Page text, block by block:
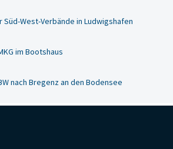
West-Verbände in Ludwigshafen
im Bootshaus
nach Bregenz an den Bodensee